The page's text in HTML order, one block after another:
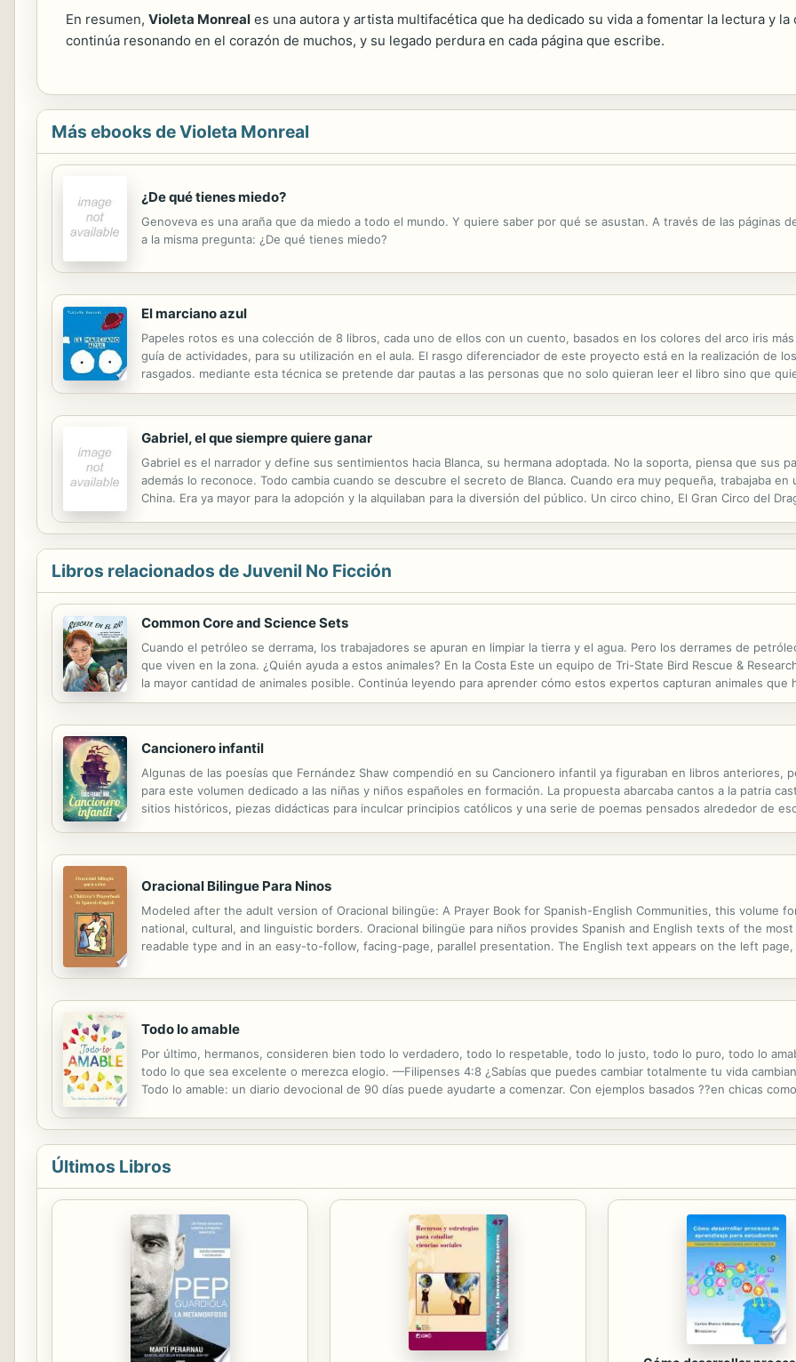
En resumen, Violeta Monreal es una autora y artista multifacética que ha dedicado su vida a fomentar la lectura y
continúa resonando en el corazón de muchos, y su legado perdura en cada página que escribe.
Más ebooks de Violeta Monreal
¿De qué tienes miedo?
Genoveva es una araña que da miedo a todo el mundo. Y quiere saber por qué se asustan. A través de las páginas
a la misma pregunta: ¿De qué tienes miedo?
El marciano azul
Papeles rotos es una colección de 8 libros, cada uno de ellos con un cuento, basados en los colores del arco iris
guía de actividades, para su utilización en el aula. El rasgo diferenciador de este proyecto está en la realización de
rasgados. mediante esta técnica se pretende dar pautas a las personas que no solo quieran leer el libro sino que
papel rasgado se aleja del concepto de la perfección y admite la intervención del azar que, debido a...
Gabriel, el que siempre quiere ganar
Gabriel es el narrador y define sus sentimientos hacia Blanca, su hermana adoptada. No la soporta, piensa que sus
además lo reconoce. Todo cambia cuando se descubre el secreto de Blanca. Cuando era muy pequeña, trabajaba
China. Era ya mayor para la adopción y la alquilaban para la diversión del público. Un circo chino, El Gran Circo del
Libros relacionados de Juvenil No Ficción
Common Core and Science Sets
Cuando el petróleo se derrama, los trabajadores se apuran en limpiar la tierra y el agua. Pero los derrames de
que viven en la zona. ¿Quién ayuda a estos animales? En la Costa Este un equipo de Tri-State Bird Rescue &
la mayor cantidad de animales posible. Continúa leyendo para aprender cómo estos expertos capturan animales
curan rápidamente y de forma segura para que puedan regresar a la naturaleza. Este relato ilustrado de no ficción...
Cancionero infantil
Algunas de las poesías que Fernández Shaw compendió en su Cancionero infantil ya figuraban en libros anteriores,
para este volumen dedicado a las niñas y niños españoles en formación. La propuesta abarcaba cantos a la patria
sitios históricos, piezas didácticas para inculcar principios católicos y una serie de poemas pensados alrededor de
Oracional Bilingue Para Ninos
Modeled after the adult version of Oracional bilingüe: A Prayer Book for Spanish-English Communities, this volume
national, cultural, and linguistic borders. Oracional bilingüe para niños provides Spanish and English texts of the
readable type and in an easy-to-follow, facing-page, parallel presentation. The English text appears on the left
Todo lo amable
Por último, hermanos, consideren bien todo lo verdadero, todo lo respetable, todo lo justo, todo lo puro, todo lo
todo lo que sea excelente o merezca elogio. —Filipenses 4:8 ¿Sabías que puedes cambiar totalmente tu vida
Todo lo amable: un diario devocional de 90 días puede ayudarte a comenzar. Con ejemplos basados ??en chicas
Últimos Libros